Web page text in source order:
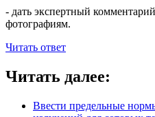
- дать экспертный
фотографиям.
Читать ответ
Читать далее:
Ввести предельные